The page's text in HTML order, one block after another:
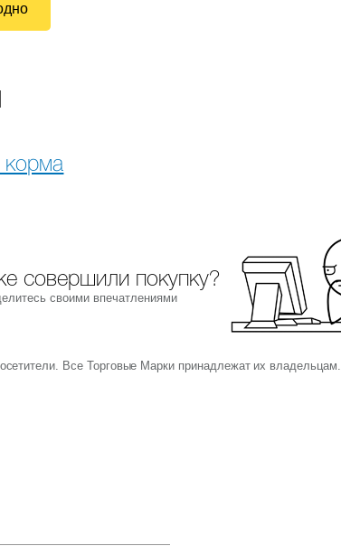
корма
совершили покупку?
своими впечатлениями
Все Торговые Марки принадлежат их владельцам.